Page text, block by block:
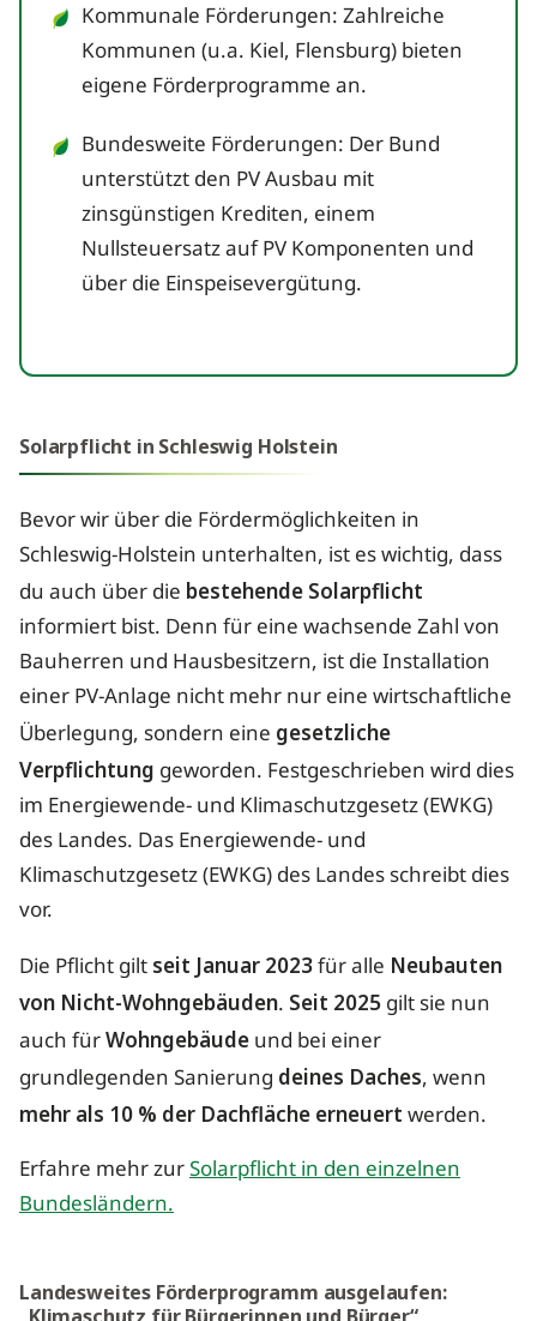
Kommunale Förderungen: Zahlreiche
Kommunen (u.a. Kiel, Flensburg) bieten
eigene Förderprogramme an.
Bundesweite Förderungen: Der Bund
unterstützt den PV Ausbau mit
zinsgünstigen Krediten, einem
Nullsteuersatz auf PV Komponenten und
über die Einspeisevergütung.
Solarpflicht in Schleswig Holstein
Bevor wir über die Fördermöglichkeiten in
Schleswig-Holstein unterhalten, ist es wichtig, dass
du auch über die bestehende Solarpflicht
informiert bist. Denn für eine wachsende Zahl von
Bauherren und Hausbesitzern, ist die Installation
einer PV-Anlage nicht mehr nur eine wirtschaftliche
Überlegung, sondern eine gesetzliche
Verpflichtung geworden. Festgeschrieben wird dies
im Energiewende- und Klimaschutzgesetz (EWKG)
des Landes. Das Energiewende- und
Klimaschutzgesetz (EWKG) des Landes schreibt dies
vor.
Die Pflicht gilt seit Januar 2023für alle Neubauten
von Nicht-Wohngebäuden. Seit 2025 gilt sie nun
auch fürWohngebäude und bei einer
grundlegenden Sanierung deines Daches, wenn
mehr als 10 % der Dachfläche erneuert werden.
Erfahre mehr zurSolarpflicht in den einzelnen
Bundesländern.
Landesweites Förderprogramm ausgelaufen: